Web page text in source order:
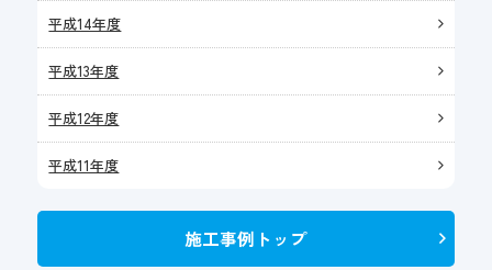
平成14年度
平成13年度
平成12年度
平成11年度
施工事例トップ